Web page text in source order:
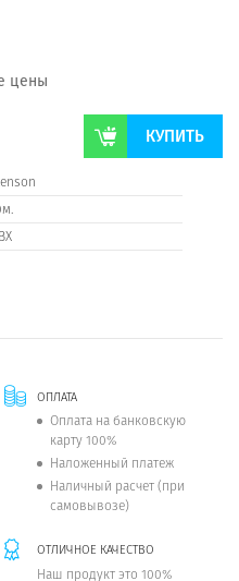
цены
КУПИТЬ
ОПЛАТА
Оплата на банковскую
карту 100%
Наложенный платеж
Наличный расчет (при
самовывозе)
ОТЛИЧНОЕ КАЧЕСТВО
Наш продукт это 100%